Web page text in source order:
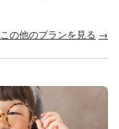
この他のプランを見る